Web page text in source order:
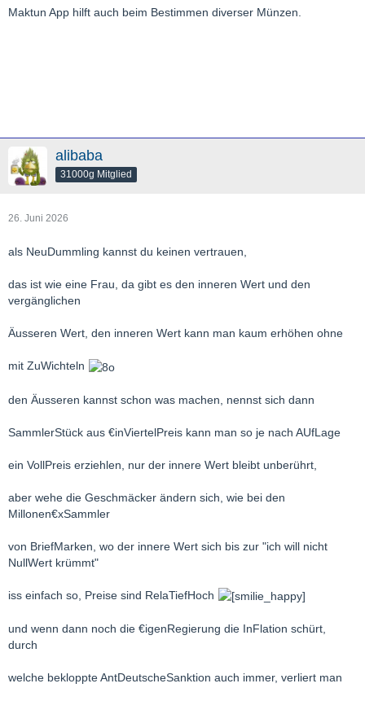
Maktun App hilft auch beim Bestimmen diverser Münzen.
alibaba
31000g Mitglied
26. Juni 2026
als NeuDummling kannst du keinen vertrauen,
das ist wie eine Frau, da gibt es den inneren Wert und den
vergänglichen
Äusseren Wert, den inneren Wert kann man kaum erhöhen ohne
mit ZuWichteln
den Äusseren kannst schon was machen, nennst sich dann
SammlerStück aus €inViertelPreis kann man so je nach AUfLage
ein VollPreis erziehlen, nur der innere Wert bleibt unberührt,
aber wehe die Geschmäcker ändern sich, wie bei den
Millonen€xSammler
von BriefMarken, wo der innere Wert sich bis zur "ich will nicht
NullWert krümmt"
iss einfach so, Preise sind RelaTiefHoch
und wenn dann noch die €igenRegierung die InFlation schürt,
durch
welche bekloppte AntDeutscheSanktion auch immer, verliert man